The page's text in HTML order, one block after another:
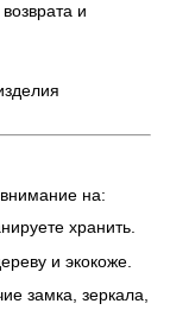
и
на:
хранить.
и экокоже.
замка, зеркала,